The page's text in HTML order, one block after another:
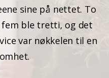
sine på nettet. To
ble tretti, og det
var nøkkelen til en